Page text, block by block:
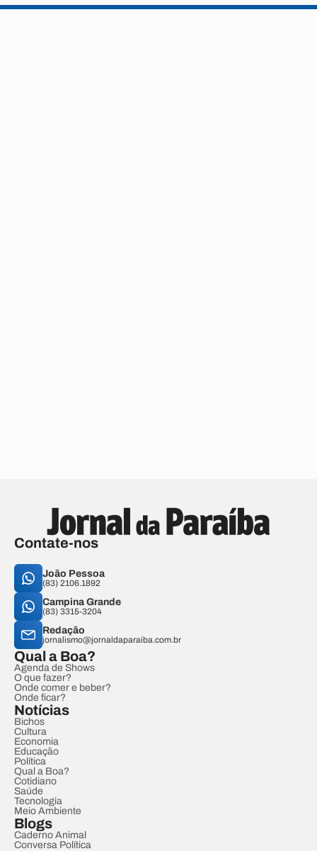
Contate-nos
João Pessoa
(83) 2106.1892
Campina Grande
(83) 3315-3204
Redação
jornalismo@jornaldaparaiba.com.br
Qual a Boa?
Agenda de Shows
O que fazer?
Onde comer e beber?
Onde ficar?
Notícias
Bichos
Cultura
Economia
Educação
Política
Qual a Boa?
Cotidiano
Saúde
Tecnologia
Meio Ambiente
Blogs
Caderno Animal
Conversa Política